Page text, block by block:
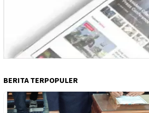
BERITA TERPOPULER